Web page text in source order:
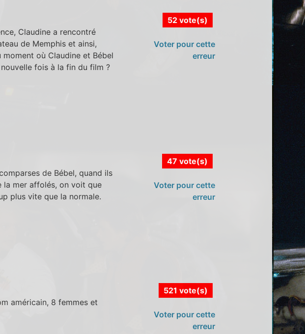
Claudine a rencontré
de Memphis et ainsi,
où Claudine et Bébel
fois à la fin du film ?
52 vote(s)
Voter pour cette
erreur
de Bébel, quand ils
mer affolés, on voit que
plus vite que la normale.
47 vote(s)
Voter pour cette
erreur
américain, 8 femmes et
521 vote(s)
Voter pour cette
erreur